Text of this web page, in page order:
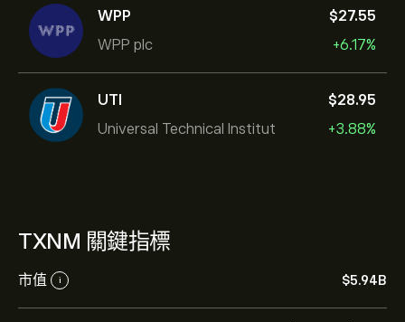
WPP
WPP plc
‎$‎27.55
+6.17%
UTI
Universal Technical Institut
‎$‎28.95
+3.88%
TXNM 關鍵指標
市值 i ‎$‎5.94B